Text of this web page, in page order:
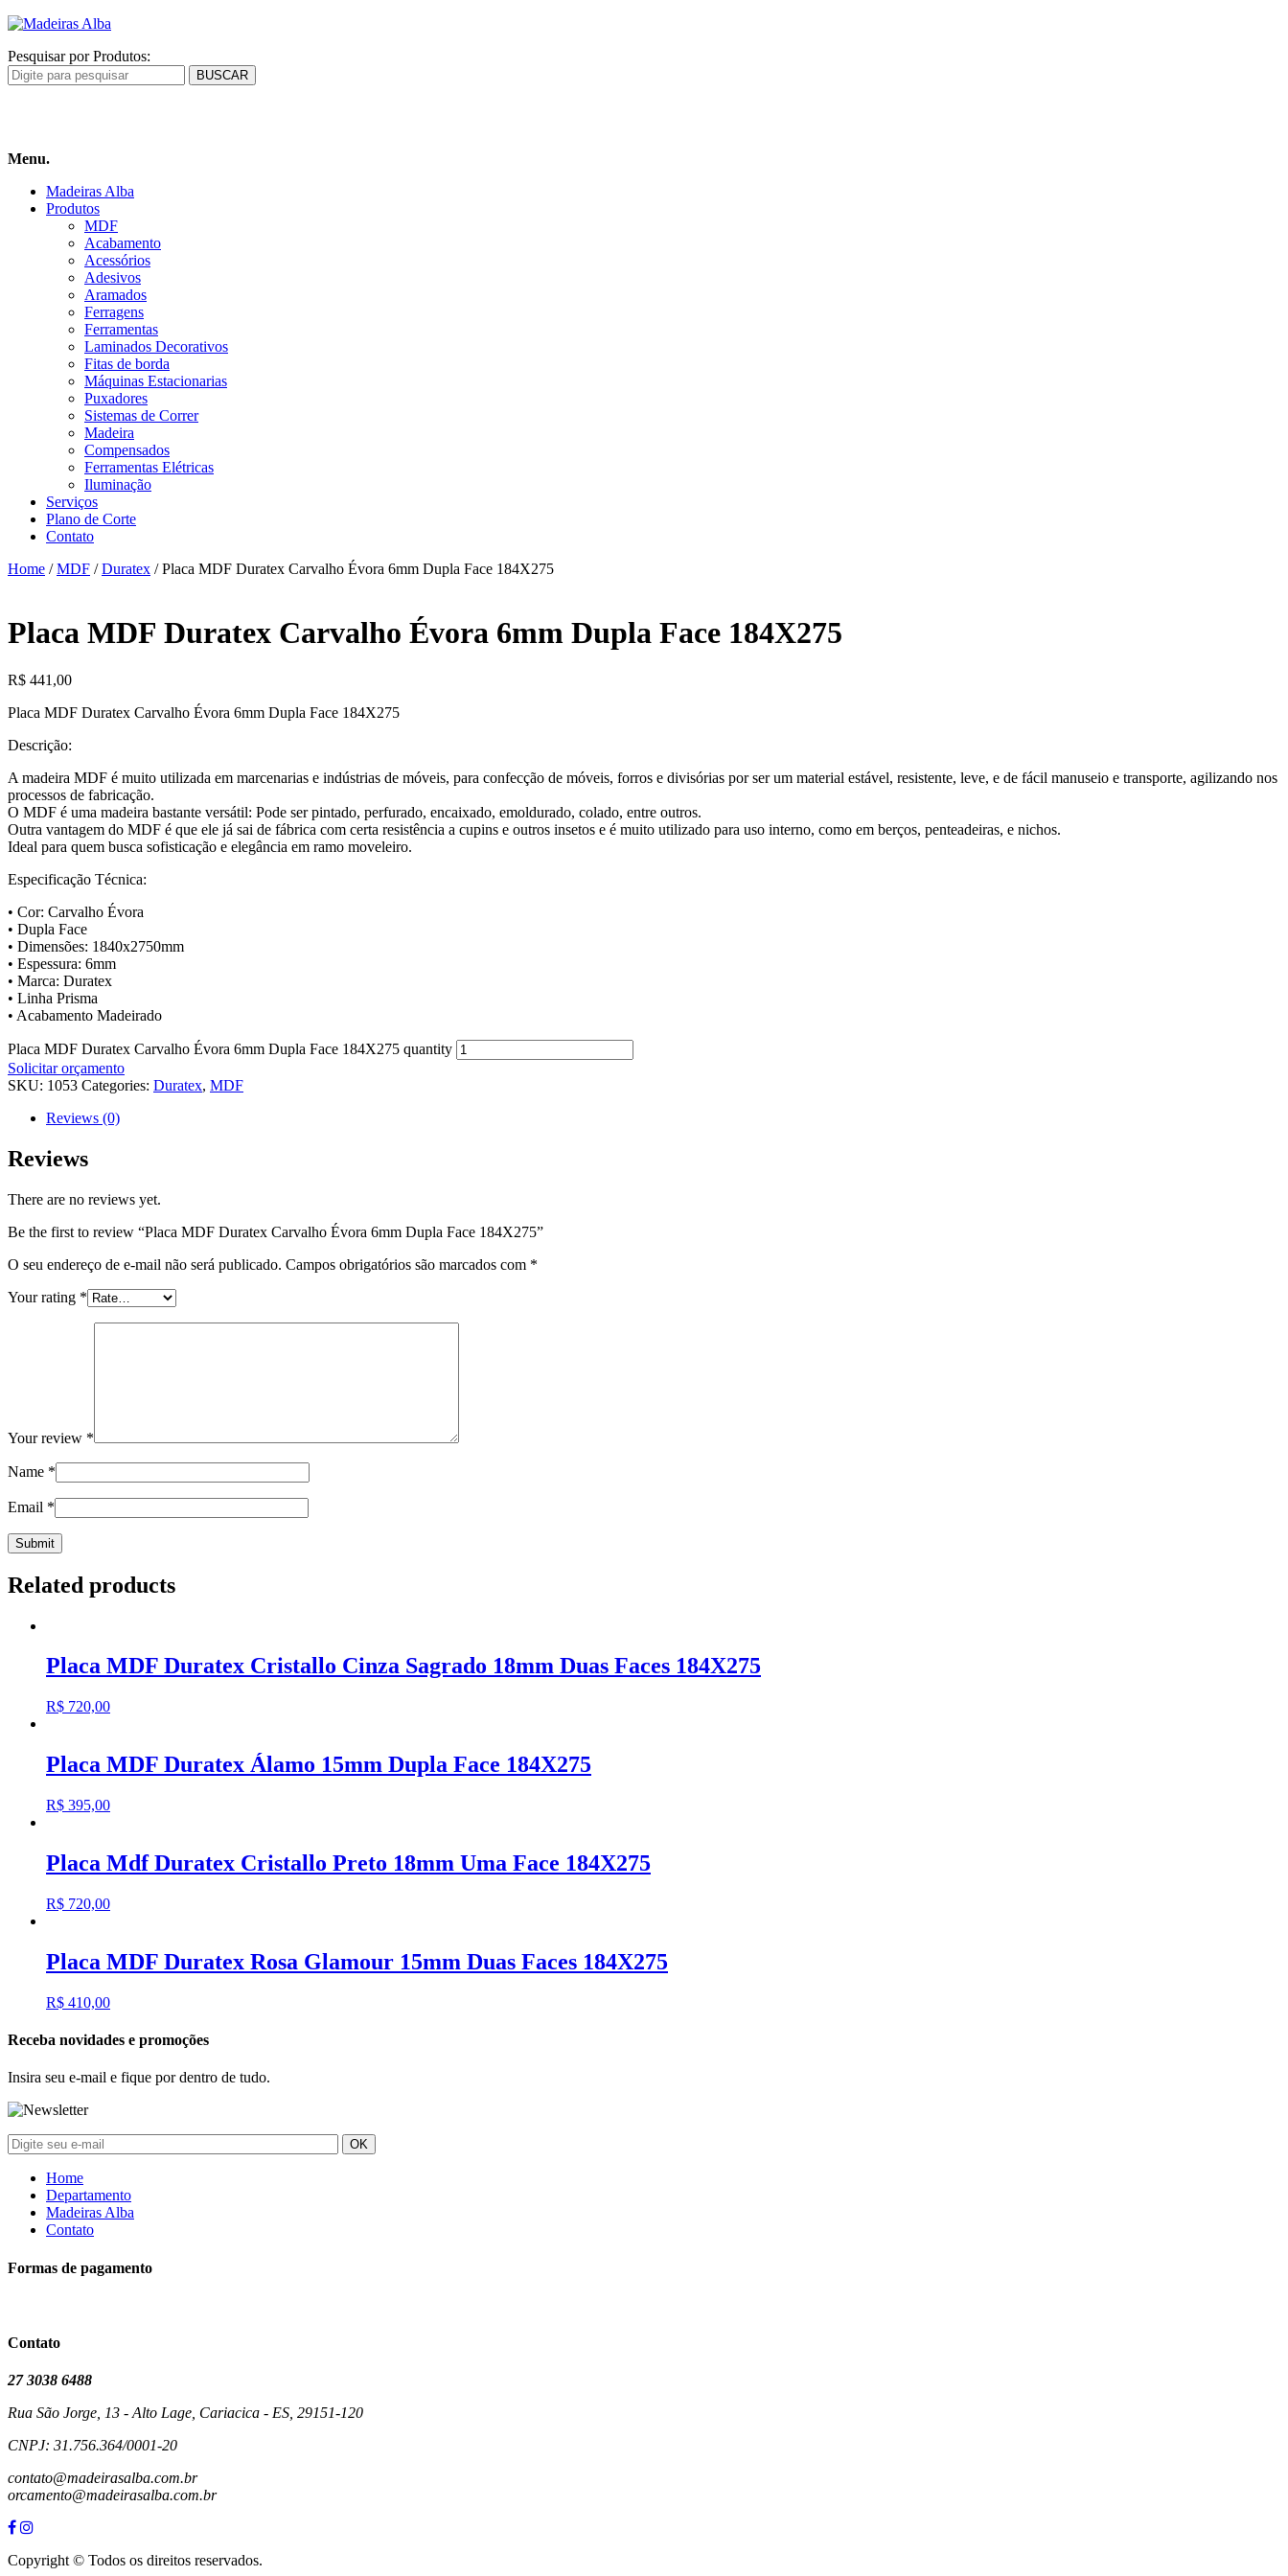
Pesquisar por Produtos:
Menu.
Madeiras Alba
Produtos
MDF
Acabamento
Acessórios
Adesivos
Aramados
Ferragens
Ferramentas
Laminados Decorativos
Fitas de borda
Máquinas Estacionarias
Puxadores
Sistemas de Correr
Madeira
Compensados
Ferramentas Elétricas
Iluminação
Serviços
Plano de Corte
Contato
Home /MDF /Duratex / Placa MDF Duratex Carvalho Évora 6mm Dupla Face 184X275
Placa MDF Duratex Carvalho Évora 6mm Dupla Face 184X275
R$ 441,00
Placa MDF Duratex Carvalho Évora 6mm Dupla Face 184X275
Descrição:
A madeira MDF é muito utilizada em marcenarias e indústrias de móveis, para confecção de móveis, forros e divisórias por ser um material estável, resistente, leve, e de fácil manuseio e transporte, agilizando nos
processos de fabricação.
O MDF é uma madeira bastante versátil: Pode ser pintado, perfurado, encaixado, emoldurado, colado, entre outros.
Outra vantagem do MDF é que ele já sai de fábrica com certa resistência a cupins e outros insetos e é muito utilizado para uso interno, como em berços, penteadeiras, e nichos.
Ideal para quem busca sofisticação e elegância em ramo moveleiro.
Especificação Técnica:
• Cor: Carvalho Évora
• Dupla Face
• Dimensões: 1840x2750mm
• Espessura: 6mm
• Marca: Duratex
• Linha Prisma
• Acabamento Madeirado
Placa MDF Duratex Carvalho Évora 6mm Dupla Face 184X275 quantity
Solicitar orçamento
SKU: 1053 Categories: Duratex, MDF
Reviews (0)
Reviews
There are no reviews yet.
Be the first to review “Placa MDF Duratex Carvalho Évora 6mm Dupla Face 184X275”
O seu endereço de e-mail não será publicado. Campos obrigatórios são marcados com *
Your rating *
Your review *
Name *
Email *
Related products
Placa MDF Duratex Cristallo Cinza Sagrado 18mm Duas Faces 184X275
R$ 720,00
Placa MDF Duratex Álamo 15mm Dupla Face 184X275
R$ 395,00
Placa Mdf Duratex Cristallo Preto 18mm Uma Face 184X275
R$ 720,00
Placa MDF Duratex Rosa Glamour 15mm Duas Faces 184X275
R$ 410,00
Receba novidades e promoções
Insira seu e-mail e fique por dentro de tudo.
Home
Departamento
Madeiras Alba
Contato
Formas de pagamento
Contato
27 3038 6488
Rua São Jorge, 13 - Alto Lage, Cariacica - ES, 29151-120
CNPJ: 31.756.364/0001-20
contato@madeirasalba.com.br
orcamento@madeirasalba.com.br
Copyright © Todos os direitos reservados.